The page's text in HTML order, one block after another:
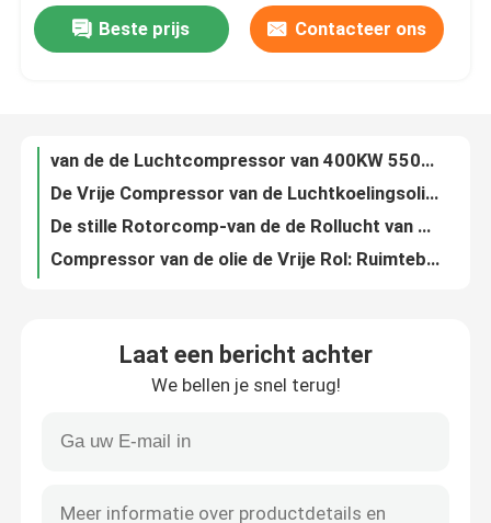
Videos
Fabrieksreis
Kwaliteitscontrole
Gevallen
Verzoek om een Citaat
Beste prijs Contacteer ons
Compressor van de olie de Vrije Rol: Ruimtebesparing & Milieuvriendelijk
Olie Vrije Compressor voor Precisiemateriaal Productie
Klasse-0 27.5KW, Stille de Olie Vrije Compressor van 35HP voor Food&Beverage-Industrie
De riem Gedreven Ingersoll-Compressor van de de Compressor Ononderbroken Lucht van de Rand Industriële Lucht
Laat een bericht achter
We bellen je snel terug!